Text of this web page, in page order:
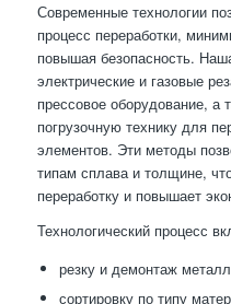
Современные технологии
процесс переработки,
повышая безопасность.
электрические и газовые
прессовое оборудование, а
погрузочную технику для
элементов. Эти методы
типам сплава и толщине,
переработку и повышает
Технологический процесс
резку и демонтаж
сортировку по типу